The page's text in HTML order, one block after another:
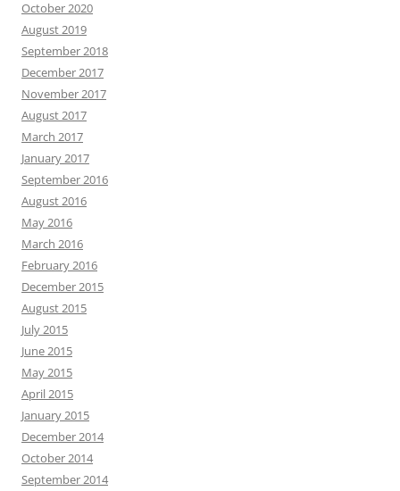
October 2020
August 2019
September 2018
December 2017
November 2017
August 2017
March 2017
January 2017
September 2016
August 2016
May 2016
March 2016
February 2016
December 2015
August 2015
July 2015
June 2015
May 2015
April 2015
January 2015
December 2014
October 2014
September 2014